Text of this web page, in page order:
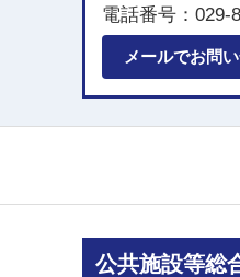
電話番号：
メールでお問
公共施設等総